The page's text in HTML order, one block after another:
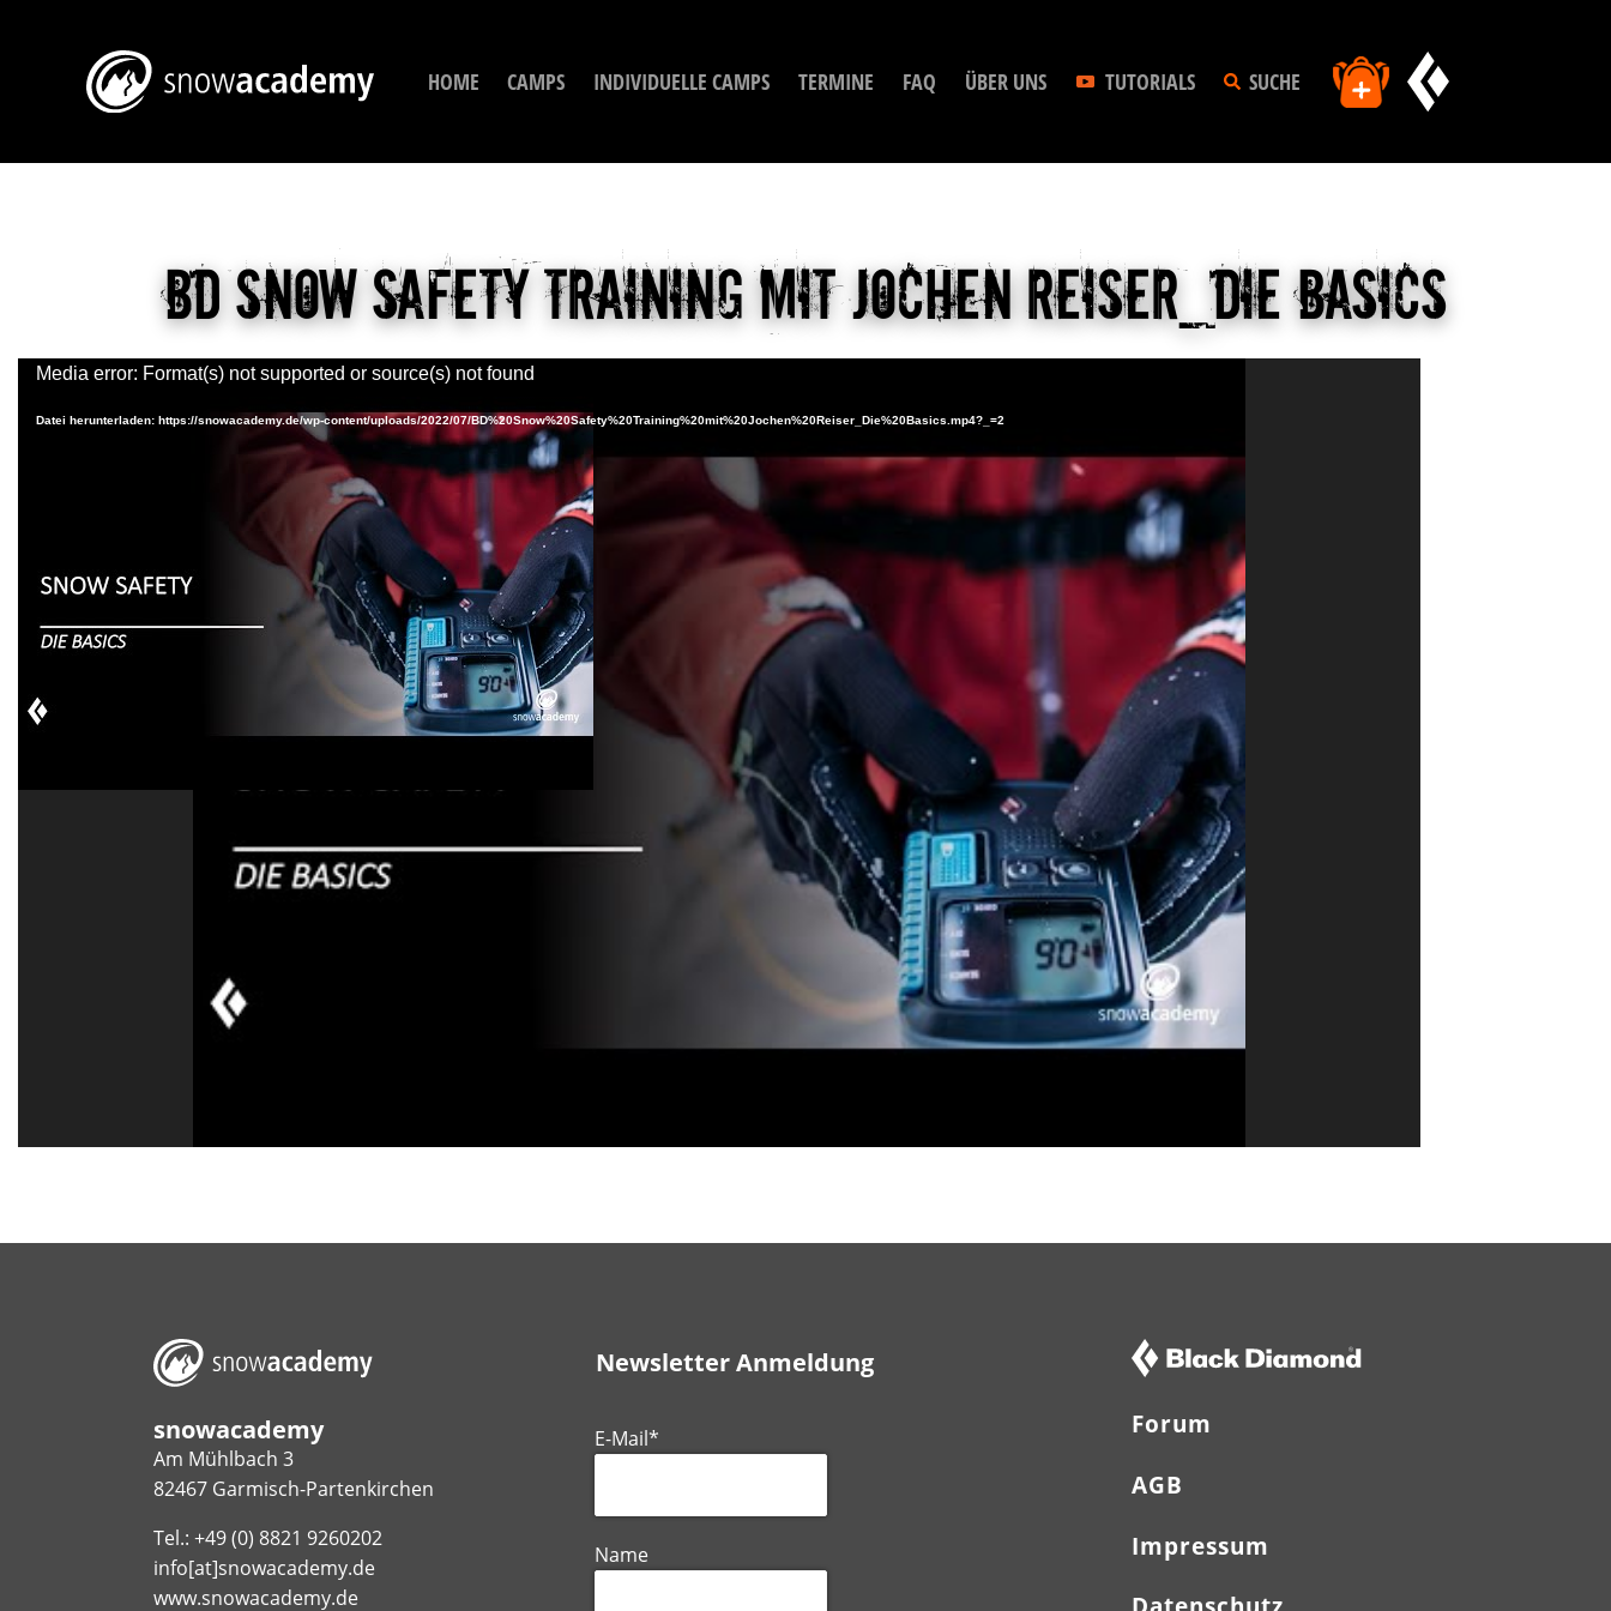
HOME CAMPS INDIVIDUELLE CAMPS TERMINE FAQ ÜBER UNS TUTORIALS SUCHE
BD Snow Safety Training mit Jochen Reiser_Die Basics
Media error: Format(s) not supported or source(s) not found
Datei herunterladen: https://snowacademy.de/wp-content/uploads/2022/07/BD%20Snow%20Safety%20Training%20mit%20Jochen%20Reiser_Die%20Basics.mp4?_=2
snowacademy
Am Mühlbach 3
82467 Garmisch-Partenkirchen
Tel.: +49 (0) 8821 9260202
info[at]snowacademy.de
www.snowacademy.de
Newsletter Anmeldung
E-Mail*
Name
Forum
AGB
Impressum